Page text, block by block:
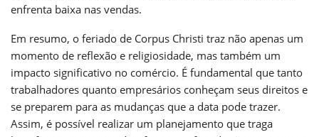
enfrenta baixa nas vendas.
Em resumo, o feriado de Corpus Christi traz não apenas um
momento de reflexão e religiosidade, mas também um
impacto significativo no comércio. É fundamental que tanto
trabalhadores quanto empresários conheçam seus direitos e
se preparem para as mudanças que a data pode trazer.
Assim, é possível realizar um planejamento que traga